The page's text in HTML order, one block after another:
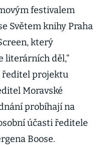
festivalem
Světem knihy Praha
který
literárních děl,“
ředitel projektu
Moravské
probíhají na
účasti ředitele
Boose.